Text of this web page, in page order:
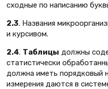
сходные по написанию
2.3. Названия
и курсивом.
2.4. Таблицы должны
статистически
должна иметь порядковый
измерения даются в